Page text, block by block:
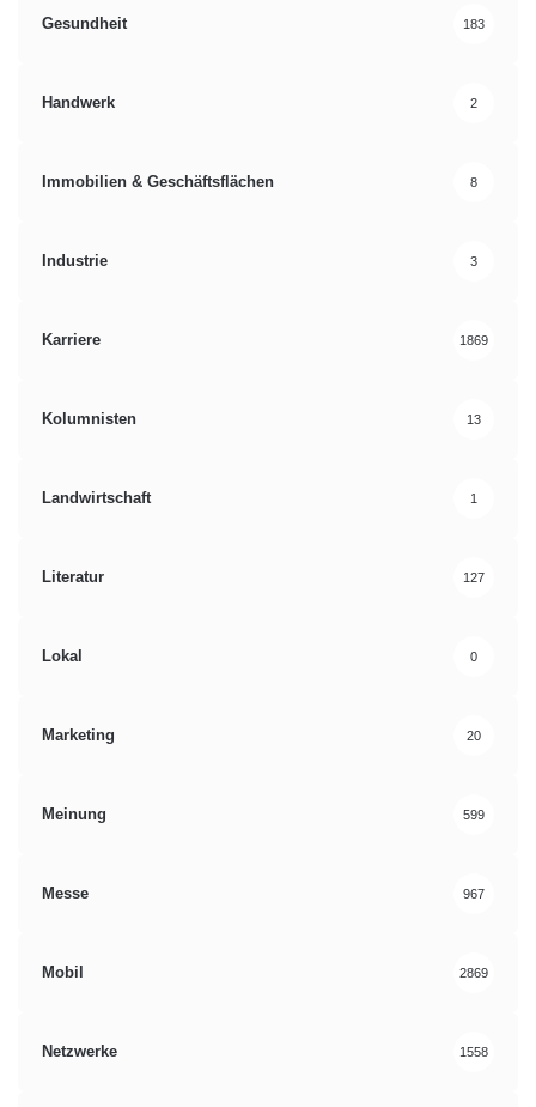
Gesundheit 183
Handwerk 2
Immobilien & Geschäftsflächen 8
Industrie 3
Karriere 1869
Kolumnisten 13
Landwirtschaft 1
Literatur 127
Lokal 0
Marketing 20
Meinung 599
Messe 967
Mobil 2869
Netzwerke 1558